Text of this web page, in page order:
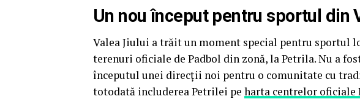
Un nou început pentru sportul din
Valea Jiului a trăit un moment special pentru sportul
terenuri oficiale de Padbol din zonă, la Petrila. Nu a
începutul unei direcții noi pentru o comunitate cu
totodată includerea Petrilei pe harta centrelor oficiale